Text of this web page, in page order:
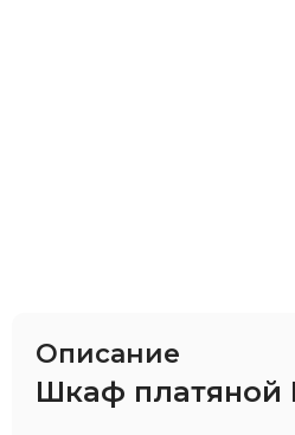
Описание
Шкаф платяной